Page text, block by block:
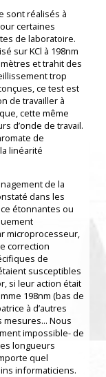
sont réalisés à
certaines
de laboratoire.
sur KCl à 198nm
et trahit des
trop
ce test est
de travailler à
cette même
d’onde de travail.
de
linéarité
de la
dans les
étonnantes ou
microprocesseur,
correction
de
susceptibles
si leur action était
198nm (bas de
à d’autres
Nous
impossible- de
longueurs
quel
informaticiens.